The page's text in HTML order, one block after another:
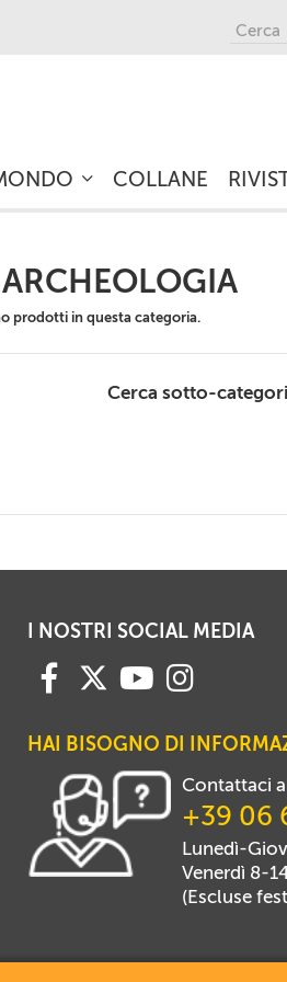
COLLANE
prodotti in questa categoria.
Cerca sotto-
I NOSTRI SOCIAL MEDIA
HAI BISOGNO DI
Contattaci
+39 06
Lunedì-
Venerdì 8-
(Escluse